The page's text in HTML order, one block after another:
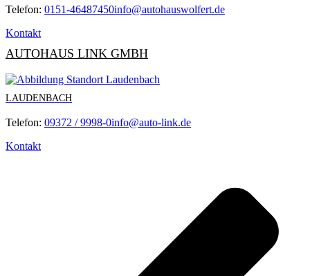
Telefon: 0151-46487450info@autohauswolfert.de
Kontakt
AUTOHAUS LINK GMBH
LAUDENBACH
Telefon: 09372 / 9998-0info@auto-link.de
Kontakt